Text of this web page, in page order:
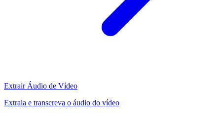
Extrair Áudio de Vídeo
Extraia e transcreva o áudio do vídeo